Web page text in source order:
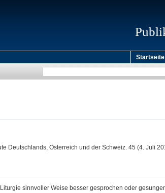
Startseite
Deutschlands, Österreich und der Schweiz. 45 (4. Juli
sinnvoller Weise besser gesprochen oder